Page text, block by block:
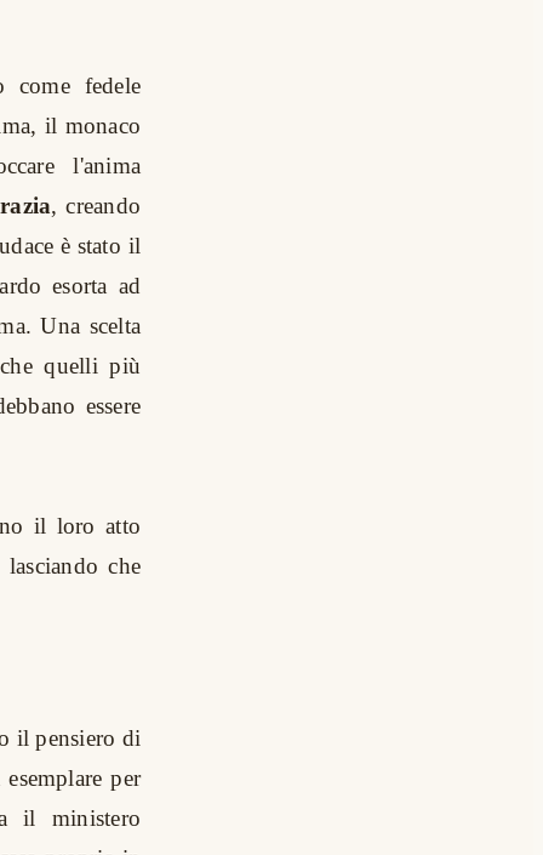
come fedele
il monaco
l'anima
, creando
è stato il
esorta ad
Una scelta
quelli più
essere
il loro atto
che
il pensiero di
per
il ministero